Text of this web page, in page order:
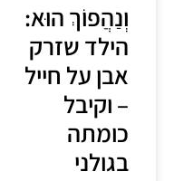
וְנַהֲפוֹךְ הוּא:
הילד שזרק
אבן על חייל
– וקיבל
כומתה
בגולני